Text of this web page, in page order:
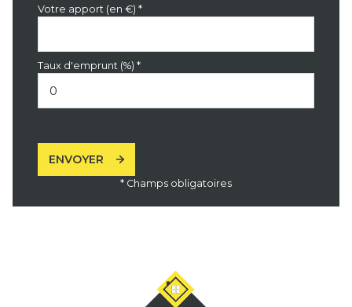
Votre apport (en €) *
Taux d'emprunt (%) *
ENVOYER
* Champs obligatoires